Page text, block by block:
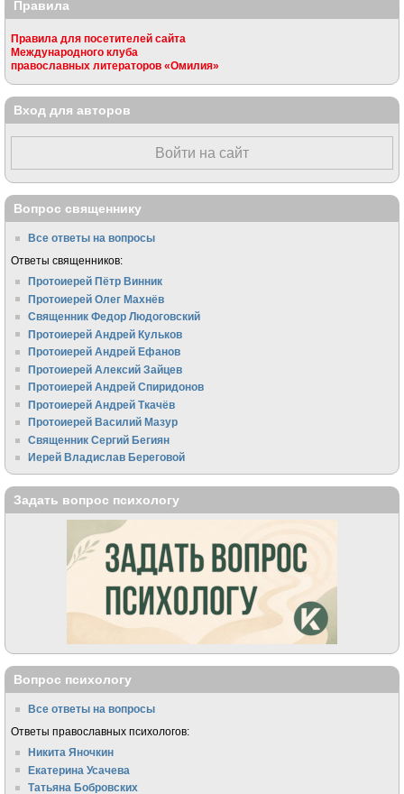
Правила
Правила для посетителей сайта
Международного клуба
православных литераторов «Омилия»
Вход для авторов
Войти на сайт
Вопрос священнику
Все ответы на вопросы
Ответы священников:
Протоиерей Пётр Винник
Протоиерей Олег Махнёв
Священник Федор Людоговский
Протоиерей Андрей Кульков
Протоиерей Андрей Ефанов
Протоиерей Алексий Зайцев
Протоиерей Андрей Спиридонов
Протоиерей Андрей Ткачёв
Протоиерей Василий Мазур
Священник Сергий Бегиян
Иерей Владислав Береговой
Задать вопрос психологу
Вопрос психологу
Все ответы на вопросы
Ответы православных психологов:
Никита Яночкин
Екатерина Усачева
Татьяна Бобровских